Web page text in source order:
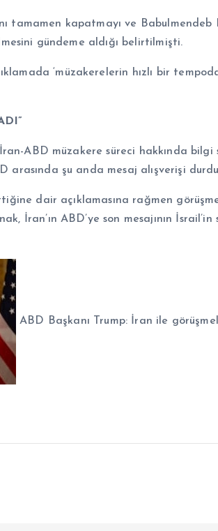
tamamen kapatmayı ve
gündeme aldığı belirtilmişti.
‘müzakerelerin hızlı bir
İran-ABD müzakere süreci hakkında
arasında şu anda mesaj alışverişi
dair açıklamasına rağmen
İran’ın ABD’ye son mesajının İsrail’in
ABD Başkanı Trump: İran ile